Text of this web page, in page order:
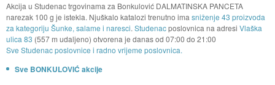
Akcija u Studenac trgovinama za Bonkulović DALMATINSKA PANCETA
narezak 100 g je istekla. Njuškalo katalozi trenutno ima sniženje 43 proizvoda
za kategoriju Šunke, salame i naresci. Studenacposlovnica na adresi Vlaška
ulica 83 (557 m udaljeno) otvorena je danas od 07:00 do 21:00
Sve Studenac poslovnice i radno vrijeme poslovnica.
Sve BONKULOVIĆ akcije